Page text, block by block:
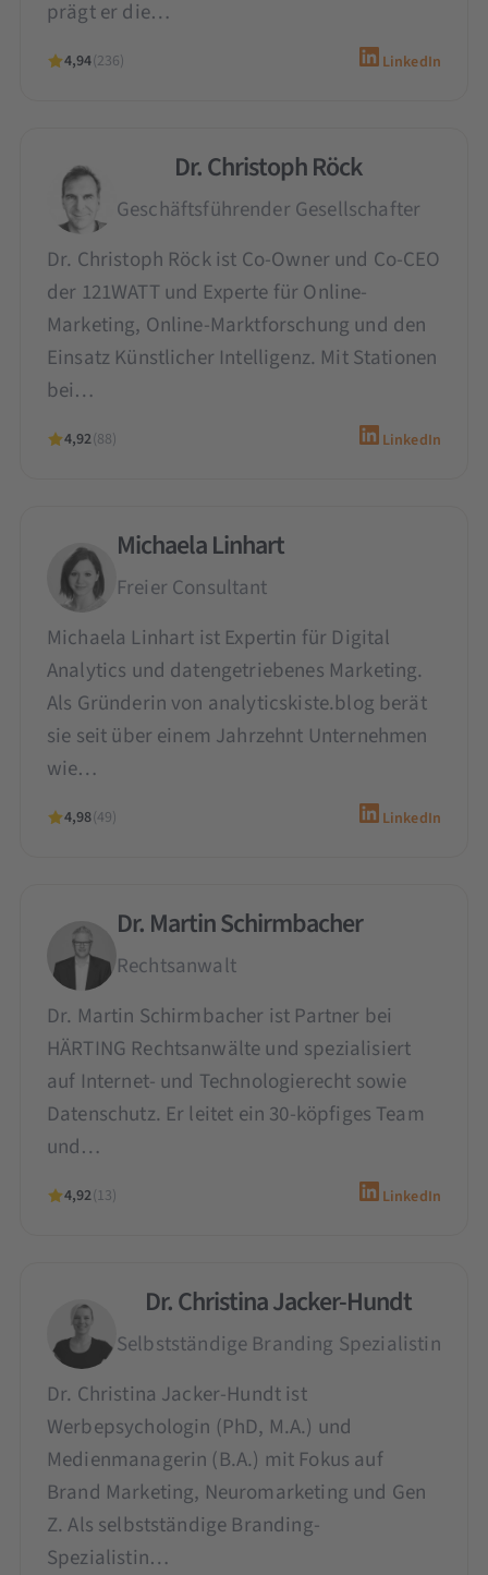
prägt er die…
4,94(236) LinkedIn
Dr. Christoph Röck
Geschäftsführender Gesellschafter
Dr. Christoph Röck ist Co-Owner und Co-CEO
der 121WATT und Experte für Online-
Marketing, Online-Marktforschung und den
Einsatz Künstlicher Intelligenz. Mit Stationen
bei…
4,92(88) LinkedIn
Michaela Linhart
Freier Consultant
Michaela Linhart ist Expertin für Digital
Analytics und datengetriebenes Marketing.
Als Gründerin von analyticskiste.blog berät
sie seit über einem Jahrzehnt Unternehmen
wie…
4,98(49) LinkedIn
Dr. Martin Schirmbacher
Rechtsanwalt
Dr. Martin Schirmbacher ist Partner bei
HÄRTING Rechtsanwälte und spezialisiert
auf Internet- und Technologierecht sowie
Datenschutz. Er leitet ein 30-köpfiges Team
und…
4,92(13) LinkedIn
Dr. Christina Jacker-Hundt
Selbstständige Branding Spezialistin
Dr. Christina Jacker-Hundt ist
Werbepsychologin (PhD, M.A.) und
Medienmanagerin (B.A.) mit Fokus auf
Brand Marketing, Neuromarketing und Gen
Z. Als selbstständige Branding-
Spezialistin…